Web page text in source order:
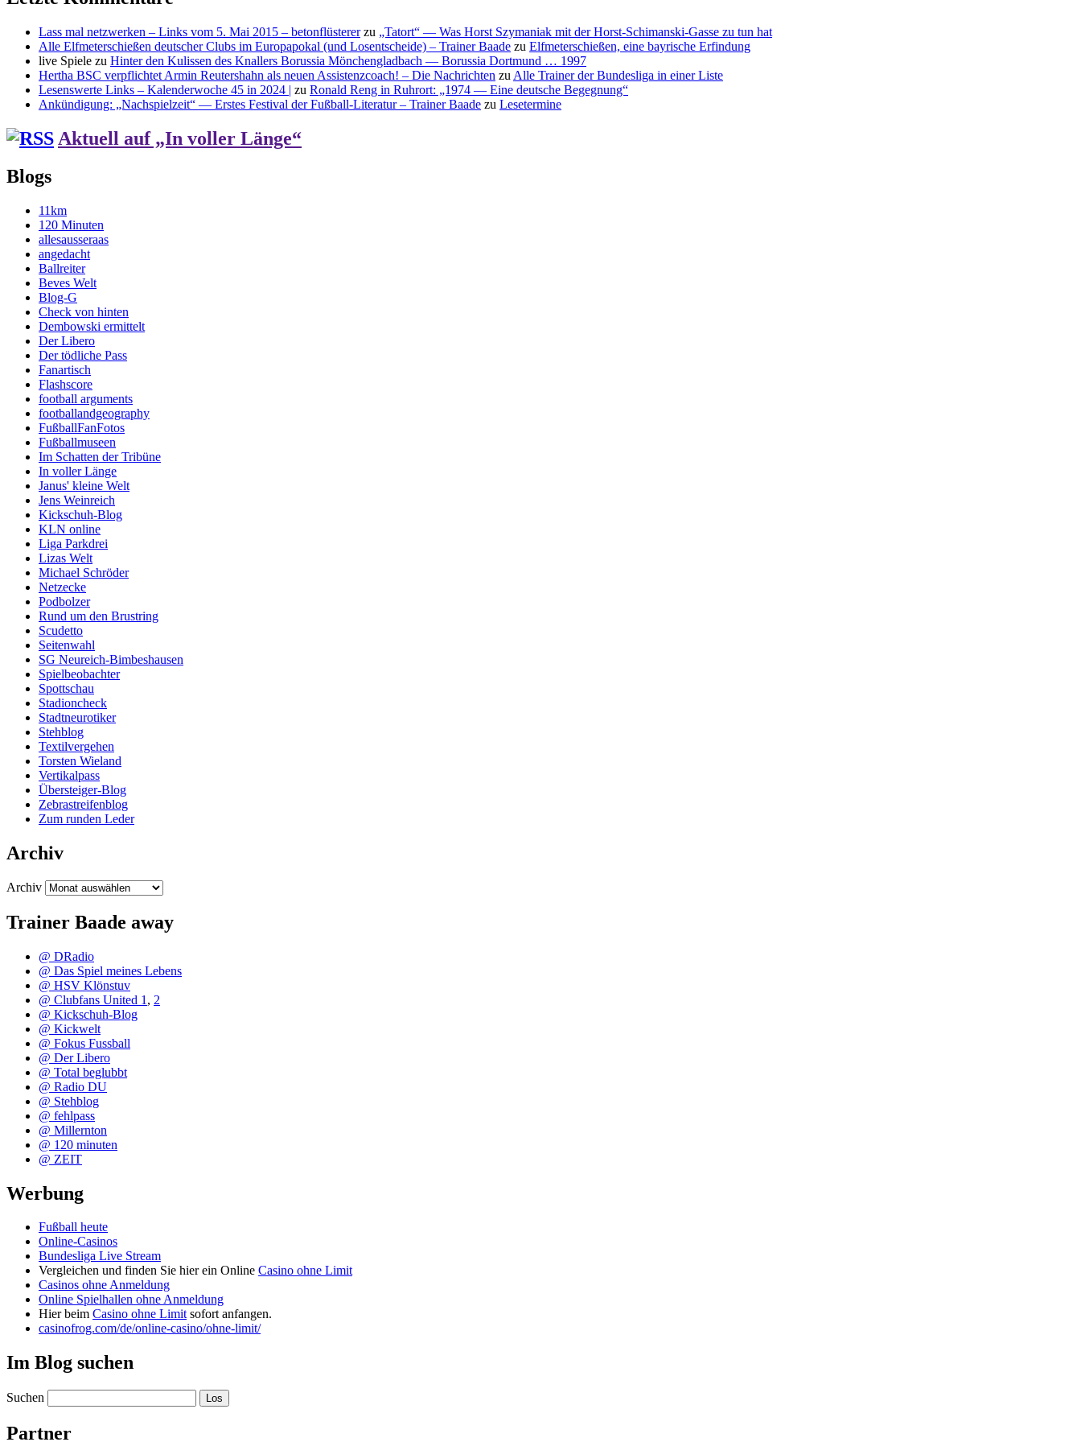
Lass mal netzwerken – Links vom 5. Mai 2015 – betonflüstererzu „Tatort“ — Was Horst Szymaniak mit der Horst-Schimanski-Gasse zu tun hat
Alle Elfmeterschießen deutscher Clubs im Europapokal (und Losentscheide) – Trainer Baade zu Elfmeterschießen, eine bayrische Erfindung
live Spiele zu Hinter den Kulissen des Knallers Borussia Mönchengladbach — Borussia Dortmund … 1997
Hertha BSC verpflichtet Armin Reutershahn als neuen Assistenzcoach! – Die Nachrichten zu Alle Trainer der Bundesliga in einer Liste
Lesenswerte Links – Kalenderwoche 45 in 2024 | zu Ronald Reng in Ruhrort: „1974 — Eine deutsche Begegnung“
Ankündigung: „Nachspielzeit“ — Erstes Festival der Fußball-Literatur – Trainer Baade zu Lesetermine
Aktuell auf „In voller Länge“
Blogs
11km
120 Minuten
allesausseraas
angedacht
Ballreiter
Beves Welt
Blog-G
Check von hinten
Dembowski ermittelt
Der Libero
Der tödliche Pass
Fanartisch
Flashscore
football arguments
footballandgeography
FußballFanFotos
Fußballmuseen
Im Schatten der Tribüne
In voller Länge
Janus' kleine Welt
Jens Weinreich
Kickschuh-Blog
KLN online
Liga Parkdrei
Lizas Welt
Michael Schröder
Netzecke
Podbolzer
Rund um den Brustring
Scudetto
Seitenwahl
SG Neureich-Bimbeshausen
Spielbeobachter
Spottschau
Stadioncheck
Stadtneurotiker
Stehblog
Textilvergehen
Torsten Wieland
Vertikalpass
Übersteiger-Blog
Zebrastreifenblog
Zum runden Leder
Archiv
Archiv
Trainer Baade away
@ DRadio
@ Das Spiel meines Lebens
@ HSV Klönstuv
@ Clubfans United 1 , 2
@ Kickschuh-Blog
@ Kickwelt
@ Fokus Fussball
@ Der Libero
@ Total beglubbt
@ Radio DU
@ Stehblog
@ fehlpass
@ Millernton
@ 120 minuten
@ ZEIT
Werbung
Fußball heute
Online-Casinos
Bundesliga Live Stream
Vergleichen und finden Sie hier ein Online Casino ohne Limit
Casinos ohne Anmeldung
Online Spielhallen ohne Anmeldung
Hier beim Casino ohne Limitsofort anfangen.
casinofrog.com/de/online-casino/ohne-limit/
Im Blog suchen
Suchen
Partner